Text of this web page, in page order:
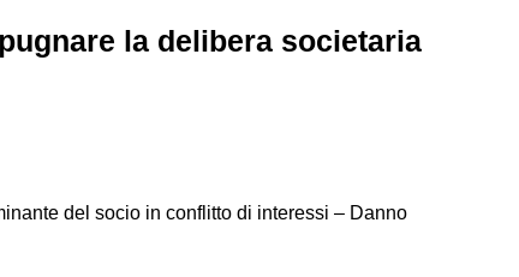
la delibera societaria
del socio in conflitto di interessi – Danno